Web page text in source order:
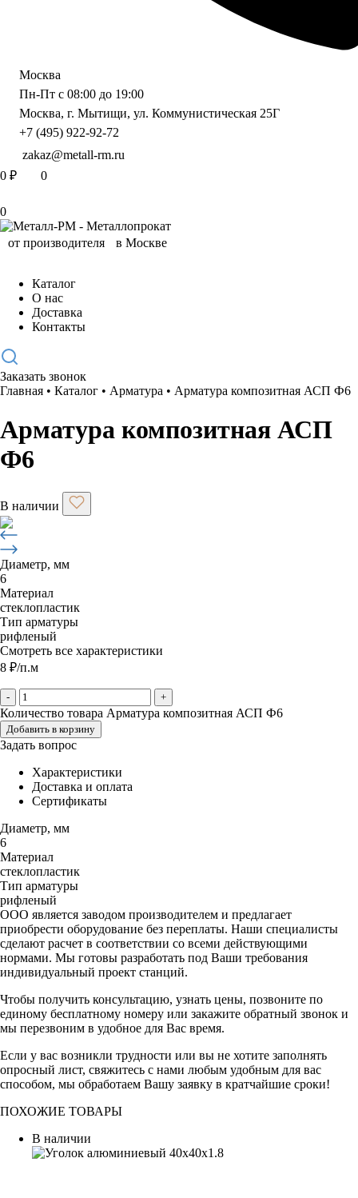
Москва
Пн-Пт с 08:00 до 19:00
Москва, г. Мытищи, ул. Коммунистическая 25Г
+7 (495) 922-92-72
zakaz@metall-rm.ru
0 ₽ 0
0
Каталог
О нас
Доставка
Контакты
Заказать звонок
Главная • Каталог • Арматура • Арматура композитная АСП Ф6
Арматура композитная АСП
Ф6
В наличии
Диаметр, мм
6
Материал
стеклопластик
Тип арматуры
рифленый
Смотреть все характеристики
8 ₽/п.м
- +
Количество товара Арматура композитная АСП Ф6
Добавить в корзину
Задать вопрос
Характеристики
Доставка и оплата
Сертификаты
Диаметр, мм
6
Материал
стеклопластик
Тип арматуры
рифленый
ООО является заводом производителем и предлагает
приобрести оборудование без переплаты. Наши специалисты
сделают расчет в соответствии со всеми действующими
нормами. Мы готовы разработать под Ваши требования
индивидуальный проект станций.
Чтобы получить консультацию, узнать цены, позвоните по
единому бесплатному номеру или закажите обратный звонок и
мы перезвоним в удобное для Вас время.
Если у вас возникли трудности или вы не хотите заполнять
опросный лист, свяжитесь с нами любым удобным для вас
способом, мы обработаем Вашу заявку в кратчайшие сроки!
ПОХОЖИЕ ТОВАРЫ
В наличии